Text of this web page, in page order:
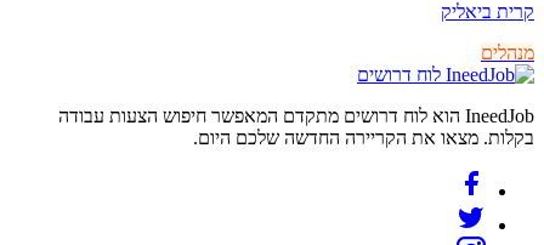
קרית ביאליק
מנהלים
לוח דרושים
IneedJob הוא לוח דרושים מתקדם המאפשר חיפוש הצעות עבודה
בקלות. מצאו את הקריירה החדשה שלכם היום.